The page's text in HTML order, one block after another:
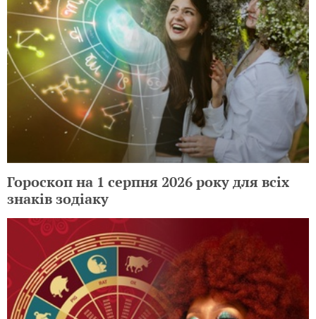
Гороскоп на 1 серпня 2026 року для всіх
знаків зодіаку